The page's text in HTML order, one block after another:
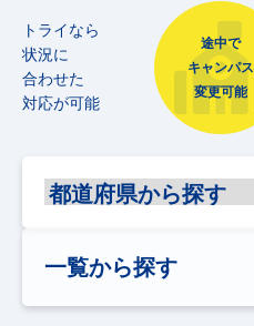
トライなら
状況に
合わせた
対応が可能
途中で
キャンパス
変更可能
一覧から探す